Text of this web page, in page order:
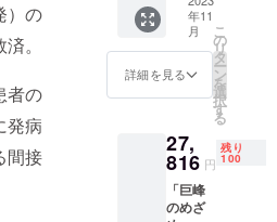
）の
。
者の
発病
間接
④アグリ、
⑤デバイ
ス、⑥R＆
D、⑦環境、
行っており
ます。
取引先は多
岐に渡り、
ポー
ト。 脂
肪と友
りたく
ない、
のダ
メージ
を軽く
した
い、お
たくな
い方、
朝から
夜まで
パワフ
頭のモ
ヤモヤ
を晴ら
して
スッキ
のみを
使用。
異物を
出した
たい、
酸化ス
トレス
を消去
したい
IonaFre
eサンプ
ル×１枚
サービ
ス 食の
相談－
方箋の
セッ
ト。後
日、
メール
年11
月
詳細を見る
こ
の
リ
タ
ー
ン
を
選
択
す
る
27,
816 円
残り
100
「巨峰
のめざ